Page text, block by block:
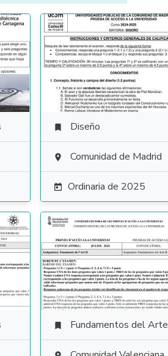
 Diseño
 Comunidad de Madrid
 Ordinaria de 2025
 Fundamentos del Arte